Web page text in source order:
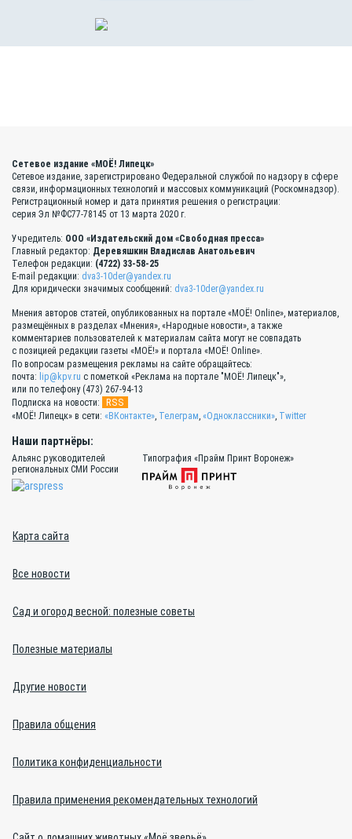
Сетевое издание «МОЁ! Липецк»
Сетевое издание, зарегистрировано Федеральной службой по надзору в сфере
связи, информационных технологий и массовых коммуникаций (Роскомнадзор).
Регистрационный номер и дата принятия решения о регистрации:
серия Эл №ФС77-78145 от 13 марта 2020 г.
Учредитель: ООО «Издательский дом «Свободная пресса»
Главный редактор: Деревяшкин Владислав Анатольевич
Телефон редакции: (4722) 33-58-25
E-mail редакции: dva3-10der@yandex.ru
Для юридически значимых сообщений: dva3-10der@yandex.ru
Мнения авторов статей, опубликованных на портале «МОЁ! Online», материалов,
размещённых в разделах «Мнения», «Народные новости», а также
комментариев пользователей к материалам сайта могут не совпадать
с позицией редакции газеты «МОЁ!» и портала «МОЁ! Online».
По вопросам размещения рекламы на сайте обращайтесь:
почта: lip@kpv.ru с пометкой «Реклама на портале "МОЁ! Липецк"»,
или по телефону (473) 267-94-13
Подписка на новости:
RSS
«МОЁ! Липецк» в сети: «ВКонтакте» Телеграм «Одноклассники» Twitter
Наши партнёры:
Альянс руководителей
региональных СМИ России
Типография «Прайм Принт Воронеж»
Карта сайта
Все новости
Сад и огород весной: полезные советы
Полезные материалы
Другие новости
Правила общения
Политика конфиденциальности
Правила применения рекомендательных технологий